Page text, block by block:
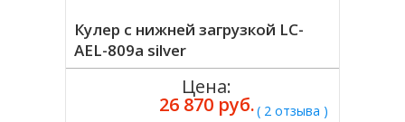
Кулер с нижней загрузкой LC-
AEL-809a silver
( 2 отзыва )
Цена:
26 870 руб.